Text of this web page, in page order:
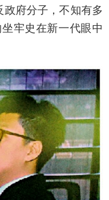
府分子，不知有多
牢史在新一代眼中